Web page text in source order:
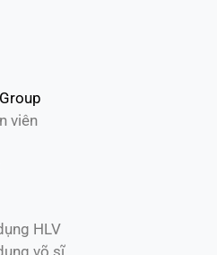
viên
HLV
võ sĩ